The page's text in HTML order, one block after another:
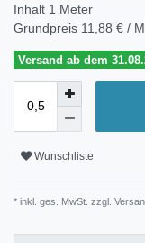
Inhalt 1 Meter
Grundpreis 11,88 € /
Versand ab dem
Wunschliste
* inkl. ges. MwSt. zzgl.